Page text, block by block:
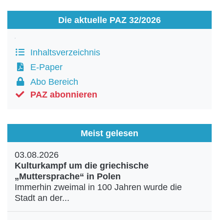
Die aktuelle PAZ 32/2026
Inhaltsverzeichnis
E-Paper
Abo Bereich
PAZ abonnieren
Meist gelesen
03.08.2026
Kulturkampf um die griechische
„Muttersprache“ in Polen
Immerhin zweimal in 100 Jahren wurde die
Stadt an der...